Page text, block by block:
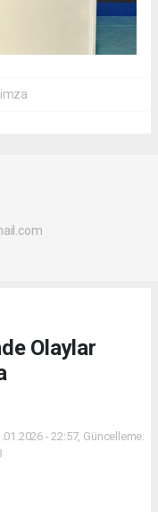
Olaylar
- 22:57, Güncelleme: